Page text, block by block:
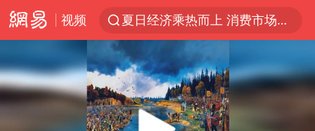
视频
夏日经济乘热而上 消费市场向新而行
见到女儿瞬间父亲眼里有了光
刘嘉玲晒与周星驰合照